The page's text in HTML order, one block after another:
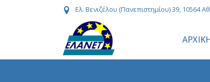
Ελ. Βενιζέλου (Πανεπιστημίου) 39, 10564